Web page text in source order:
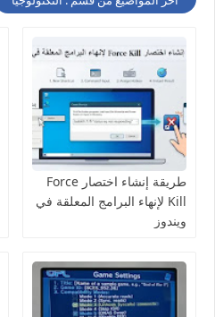
طريقة إنشاء اختصار Force
Kill لإنهاء البرامج المعلقة في
ويندوز